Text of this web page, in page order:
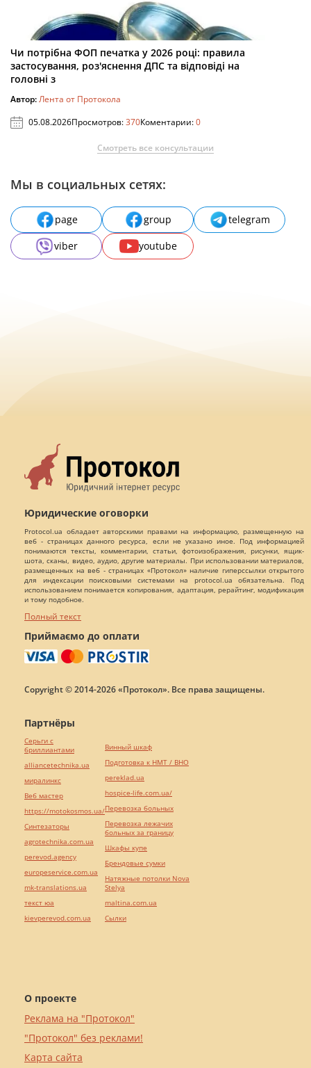
Чи потрібна ФОП печатка у 2026 році: правила
застосування, роз'яснення ДПС та відповіді на
головні з
Автор:Лента от Протокола
05.08.2026Просмотров:370Коментарии:0
Смотреть все консультации
Мы в социальных сетях:
page group
telegram
viber
youtube
Юридические оговорки
Protocol.ua обладает авторскими правами на информацию, размещенную на
веб - страницах данного ресурса, если не указано иное. Под информацией
понимаются тексты, комментарии, статьи, фотоизображения, рисунки, ящик-
шота, сканы, видео, аудио, другие материалы. При использовании материалов,
размещенных на веб - страницах «Протокол» наличие гиперссылки открытого
для индексации поисковыми системами на protocol.ua обязательна. Под
использованием понимается копирования, адаптация, рерайтинг, модификация
и тому подобное.
Полный текст
Приймаємо до оплати
Copyright © 2014-2026 «Протокол». Все права защищены.
О проекте
Реклама на "Протокол"
"Протокол" без реклами!
Карта сайта
Партнёры
Серьги с
бриллиантами
alliancetechnika.ua
миралинкс
Веб мастер
https://motokosmos.ua/
Синтезаторы
agrotechnika.com.ua
perevod.agency
europeservice.com.ua
mk-translations.ua
текст юа
kievperevod.com.ua
Винный шкаф
Подготовка к НМТ / ВНО
pereklad.ua
hospice-life.com.ua/
Перевозка больных
Перевозка лежачих
больных за границу
Шкафы купе
Брендовые сумки
Натяжные потолки Nova
Stelya
maltina.com.ua
Cылки